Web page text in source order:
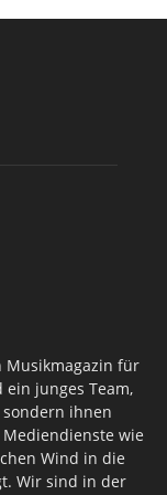
Musikmagazin für
ein junges Team,
ihnen
wie
Wind in die
Wir sind in der